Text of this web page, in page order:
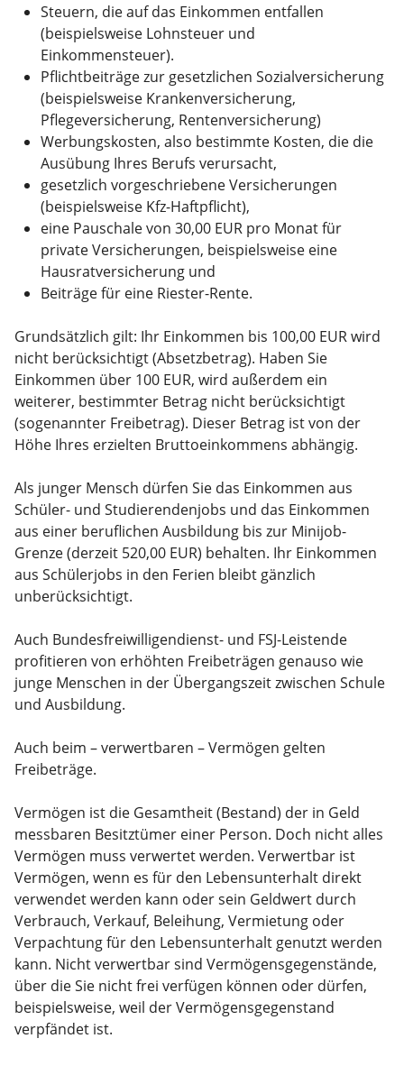
Steuern, die auf das Einkommen entfallen
(beispielsweise Lohnsteuer und
Einkommensteuer).
Pflichtbeiträge zur gesetzlichen Sozialversicherung
(beispielsweise Krankenversicherung,
Pflegeversicherung, Rentenversicherung)
Werbungskosten, also bestimmte Kosten, die die
Ausübung Ihres Berufs verursacht,
gesetzlich vorgeschriebene Versicherungen
(beispielsweise Kfz-Haftpflicht),
eine Pauschale von 30,00 EUR pro Monat für
private Versicherungen, beispielsweise eine
Hausratversicherung und
Beiträge für eine Riester-Rente.
Grundsätzlich gilt: Ihr Einkommen bis 100,00 EUR wird
nicht berücksichtigt (Absetzbetrag). Haben Sie
Einkommen über 100 EUR, wird außerdem ein
weiterer, bestimmter Betrag nicht berücksichtigt
(sogenannter Freibetrag). Dieser Betrag ist von der
Höhe Ihres erzielten Bruttoeinkommens abhängig.
Als junger Mensch dürfen Sie das Einkommen aus
Schüler- und Studierendenjobs und das Einkommen
aus einer beruflichen Ausbildung bis zur Minijob-
Grenze (derzeit 520,00 EUR) behalten. Ihr Einkommen
aus Schülerjobs in den Ferien bleibt gänzlich
unberücksichtigt.
Auch Bundesfreiwilligendienst- und FSJ-Leistende
profitieren von erhöhten Freibeträgen genauso wie
junge Menschen in der Übergangszeit zwischen Schule
und Ausbildung.
Auch beim – verwertbaren – Vermögen gelten
Freibeträge.
Vermögen ist die Gesamtheit (Bestand) der in Geld
messbaren Besitztümer einer Person. Doch nicht alles
Vermögen muss verwertet werden. Verwertbar ist
Vermögen, wenn es für den Lebensunterhalt direkt
verwendet werden kann oder sein Geldwert durch
Verbrauch, Verkauf, Beleihung, Vermietung oder
Verpachtung für den Lebensunterhalt genutzt werden
kann. Nicht verwertbar sind Vermögensgegenstände,
über die Sie nicht frei verfügen können oder dürfen,
beispielsweise, weil der Vermögensgegenstand
verpfändet ist.